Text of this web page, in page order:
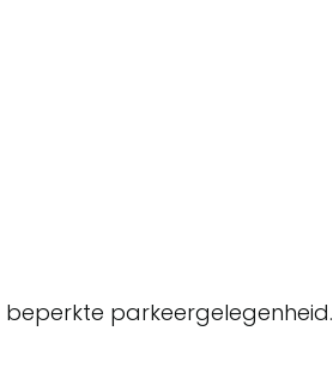
parkeergelegenheid.